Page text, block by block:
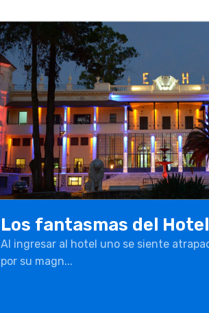
Los fantasmas del
Al ingresar al hotel uno se siente
por su magn...